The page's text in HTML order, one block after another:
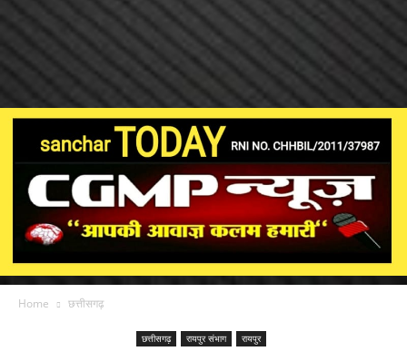
Home छत्तीसगढ़
छत्तीसगढ़ रायपुर संभाग रायपुर